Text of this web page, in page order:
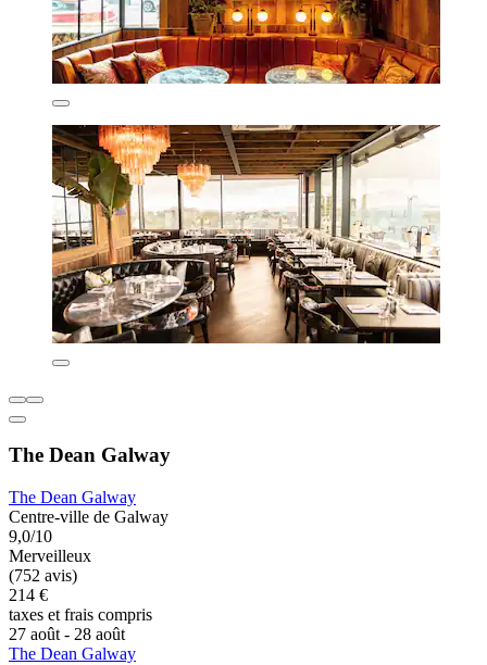
The Dean Galway
The Dean Galway
Centre-ville de Galway
9,0/10
Merveilleux
(752 avis)
214 €
taxes et frais compris
27 août - 28 août
The Dean Galway